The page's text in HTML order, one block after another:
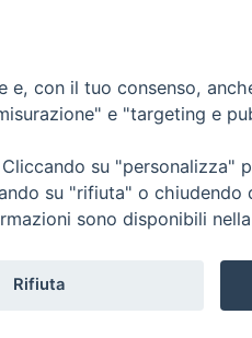
Policycon il tuo consenso,
e "targeting e
su "personalizza"
su "rifiuta" o chiudendo
sono disponibili nella
Rifiuta